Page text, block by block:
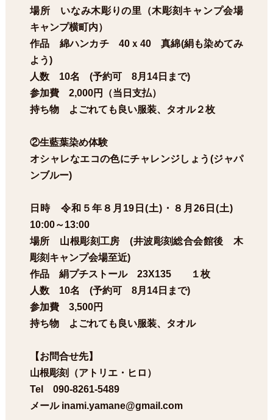
場所 いなみ木彫りの里（木彫刻キャンプ会場
キャンプ横町内）
作品 綿ハンカチ 40ｘ40 真綿(絹も染めてみ
よう)
人数 10名 (予約可 8月14日まで)
参加費 2,000円（当日支払）
持ち物 よごれても良い服装、タオル２枚
②生藍葉染め体験
オシャレなエコの色にチャレンジしょう(ジャパ
ンブルー)
日時 令和５年８月19日(土)・８月26日(土)
10:00～13:00
場所 山根彫刻工房 (井波彫刻総合会館後 木
彫刻キャンプ会場至近)
作品 絹プチストール 23X135 １枚
人数 10名 (予約可 8月14日まで)
参加費 3,500円
持ち物 よごれても良い服装、タオル
【お問合せ先】
山根彫刻（アトリエ・ヒロ）
Tel 090-8261-5489
メール inami.yamane@gmail.com